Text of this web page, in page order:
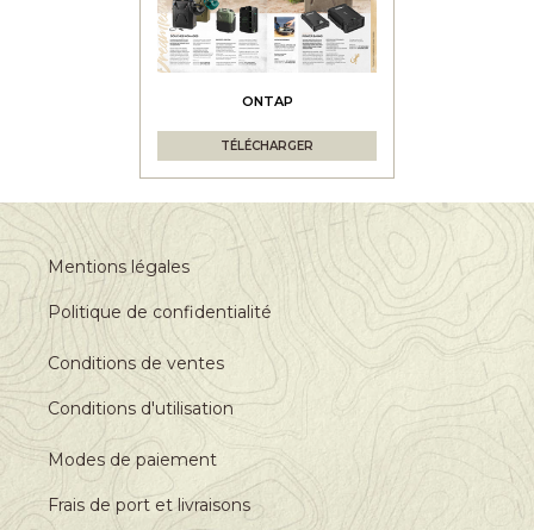
ONTAP
TÉLÉCHARGER
Mentions légales
Politique de confidentialité
Conditions de ventes
Conditions d'utilisation
Modes de paiement
Frais de port et livraisons